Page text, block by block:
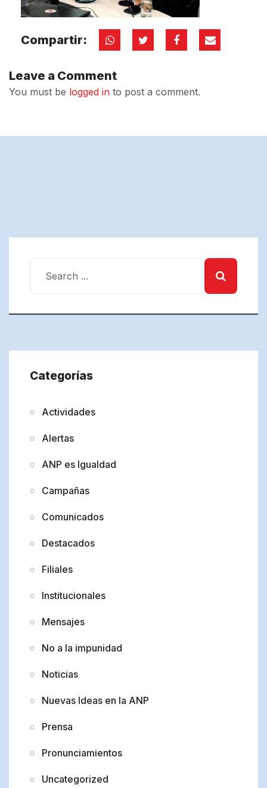
Compartir:
Leave a Comment
You must be logged in to post a comment.
Categorías
Actividades
Alertas
ANP es Igualdad
Campañas
Comunicados
Destacados
Filiales
Institucionales
Mensajes
No a la impunidad
Noticias
Nuevas Ideas en la ANP
Prensa
Pronunciamientos
Uncategorized